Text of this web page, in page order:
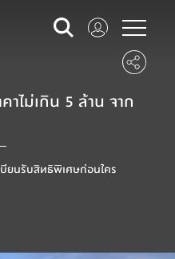
าไม่เกิน 5 ล้าน จาก
ยนรับสิทธิพิเศษก่อนใคร